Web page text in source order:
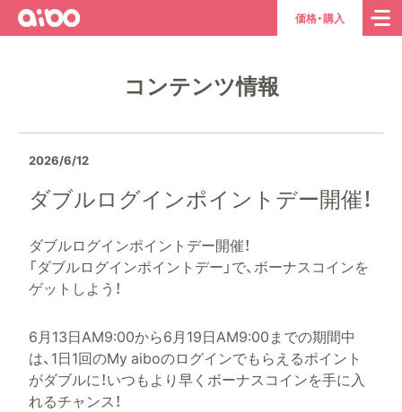
aibo
ト
ッ
価格・購入
コンテンツ情報
2026/6/12
ダブルログインポイントデー開催！
ダブルログインポイントデー開催！
「ダブルログインポイントデー」で、ボーナスコインを
ゲットしよう！
6月13日AM9:00から6月19日AM9:00までの期間中
は、1日1回のMy aiboのログインでもらえるポイント
がダブルに！いつもより早くボーナスコインを手に入
れるチャンス！